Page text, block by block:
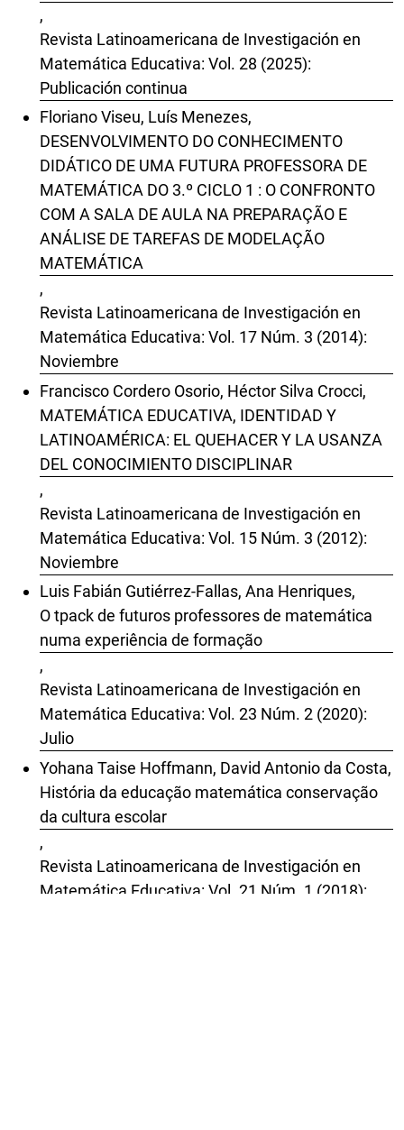
,
Revista Latinoamericana de Investigación en
Matemática Educativa: Vol. 28 (2025):
Publicación continua
Floriano Viseu, Luís Menezes,
DESENVOLVIMENTO DO CONHECIMENTO
DIDÁTICO DE UMA FUTURA PROFESSORA DE
MATEMÁTICA DO 3.º CICLO 1 : O CONFRONTO
COM A SALA DE AULA NA PREPARAÇÃO E
ANÁLISE DE TAREFAS DE MODELAÇÃO
MATEMÁTICA
,
Revista Latinoamericana de Investigación en
Matemática Educativa: Vol. 17 Núm. 3 (2014):
Noviembre
Francisco Cordero Osorio, Héctor Silva Crocci,
MATEMÁTICA EDUCATIVA, IDENTIDAD Y
LATINOAMÉRICA: EL QUEHACER Y LA USANZA
DEL CONOCIMIENTO DISCIPLINAR
,
Revista Latinoamericana de Investigación en
Matemática Educativa: Vol. 15 Núm. 3 (2012):
Noviembre
Luis Fabián Gutiérrez-Fallas, Ana Henriques,
O tpack de futuros professores de matemática
numa experiência de formação
,
Revista Latinoamericana de Investigación en
Matemática Educativa: Vol. 23 Núm. 2 (2020):
Julio
Yohana Taise Hoffmann, David Antonio da Costa,
História da educação matemática conservação
da cultura escolar
,
Revista Latinoamericana de Investigación en
Matemática Educativa: Vol. 21 Núm. 1 (2018):